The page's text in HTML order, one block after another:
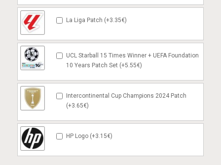
La Liga Patch (+3.35€)
UCL Starball 15 Times Winner + UEFA Foundation
10 Years Patch Set (+5.55€)
Intercontinental Cup Champions 2024 Patch
(+3.65€)
HP Logo (+3.15€)